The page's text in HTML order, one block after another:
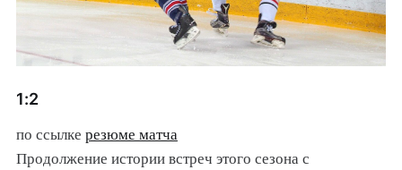
1:2
по ссылке резюме матча
Продолжение истории встреч этого сезона с